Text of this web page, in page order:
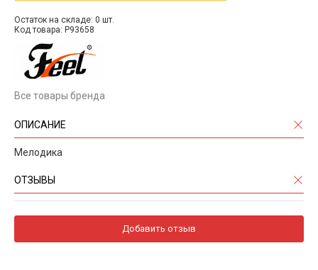
Остаток на складе: 0 шт.
Код товара: P93658
Все товары бренда
ОПИСАНИЕ
Мелодика
ОТЗЫВЫ
Добавить отзыв